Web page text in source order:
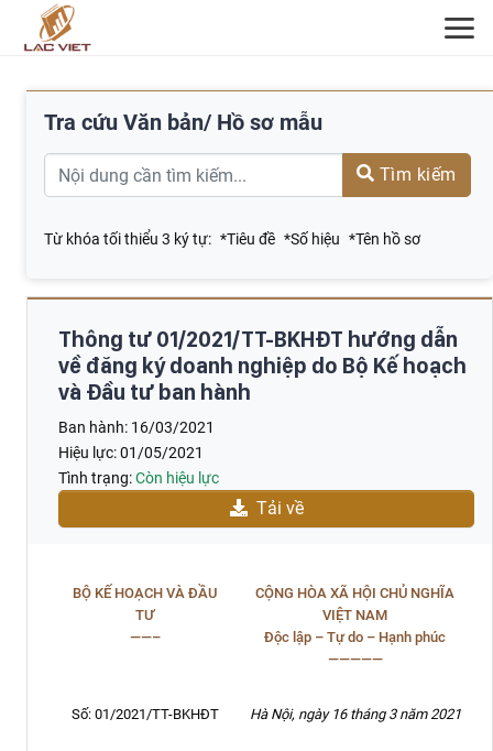
Tra cứu Văn bản/ Hồ sơ mẫu
Tìm kiếm
Từ khóa tối thiểu 3 ký tự: *Tiêu đề *Số hiệu *Tên hồ sơ
Thông tư 01/2021/TT-BKHĐT hướng dẫn
về đăng ký doanh nghiệp do Bộ Kế hoạch
và Đầu tư ban hành
Ban hành: 16/03/2021
Hiệu lực:01/05/2021
Tình trạng:Còn hiệu lực
Tải về
BỘ KẾ HOẠCH VÀ ĐẦU
TƯ
——–
CỘNG HÒA XÃ HỘI CHỦ NGHĨA
VIỆT NAM
Độc lập – Tự do – Hạnh phúc
—————
Số: 01/2021/TT-BKHĐT Hà Nội, ngày 16 tháng 3 năm 2021